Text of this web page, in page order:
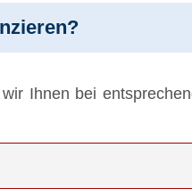
Ihnen bei